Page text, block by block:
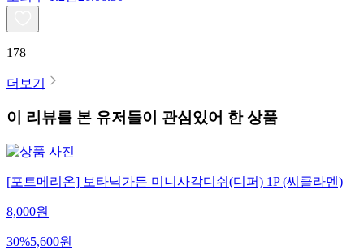
178
더보기
이 리뷰를 본 유저들이 관심있어 한 상품
[포트메리온] 보타닉가든 미니사각디쉬(디퍼) 1P (씨클라멘)
8,000원
30%5,600원